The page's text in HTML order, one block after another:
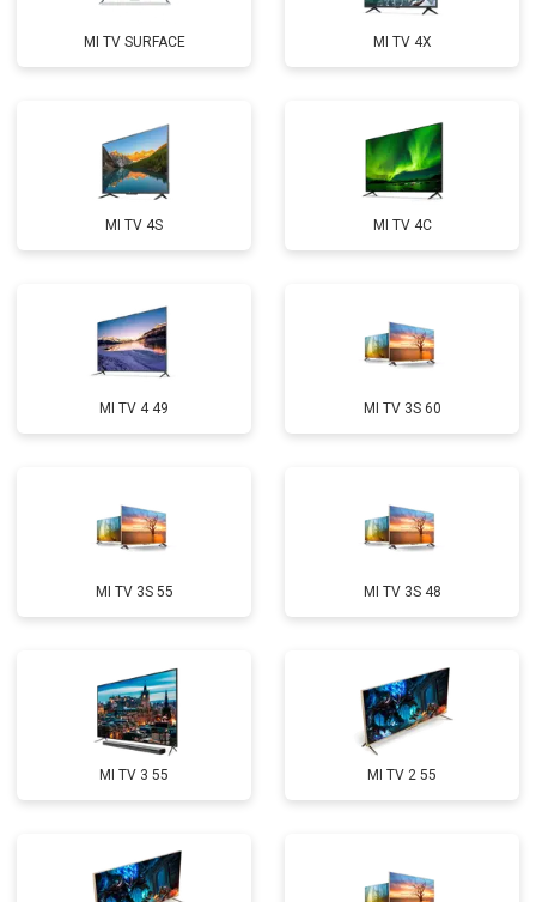
MI TV SURFACE MI TV 4X
MI TV 4S MI TV 4C
MI TV 4 49 MI TV 3S 60
MI TV 3S 55 MI TV 3S 48
MI TV 3 55 MI TV 2 55